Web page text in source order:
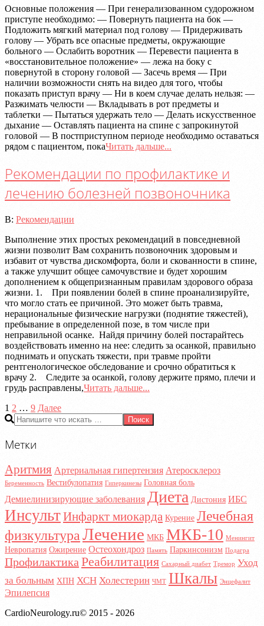
08
Основные положения — При генерализованном судорожном
приступе необходимо: — Повернуть пациента на бок —
Подложить мягкий материал под голову — Придерживать
голову — Убрать все опасные предметы, окружающие
больного — Ослабить воротник — Перевести пациента в
«восстановительное положение» — лежа на боку с
повернутой в сторону головой — Засечь время — При
наличии возможности снять на видео для того, чтобы
показать приступ врачу — Ни в коем случае делать нельзя: —
Разжимать челюсти — Вкладывать в рот предметы и
таблетки — Пытаться удержать тело — Делать искусственное
дыхание — Оставлять пациента на спине с запрокинутой
головой — В постприступном периоде необходимо оставаться
рядом с пациентом, покаЧитать дальше...
Рекомендации по профилактике и
лечению болезней позвоночника
2020-
08
В: Рекомендации
Выполнение этих простых рекомендаций в повседневной
жизни позволит Вам сохранить позвоночник здоровым и
избавит от чувства дискомфорта, боли и скованности в спине,
а также улучшит общее самочувствие и будет хорошим
дополнением к общепризнанным правилам здорового образа
жизни. 1. При появлении болей в спине проанализируйте,
что могло стать ее причиной. Это может быть травма,
нерациональные физические нагрузки (поднятие тяжестей),
пребывание в определенной позе, в том числе при
неправильной осанке. Найдя причину болей постарайтесь
воздействовать именно на нее: следить за осанкой, правильно
поднимать и опускать тяжести, при травме пройти
рентгенологическое обследование и срочно обратиться к
врачу 2. Следите за осанкой, голову держите прямо, плечи и
грудь расправлены,Читать дальше...
Пагинация
записей
1 2 … 9 Далее
Поиск
Метки
Аритмия Артериальная гипертензия Атеросклероз
Беременность Вестибулопатия Гиперкинезы Головная боль
Демиелинизирующие заболевания Диета Дистония ИБС
ИнсультИнфаркт миокарда Курение Лечебная
физкультураЛечение МКБ МКБ-10 Менингит
Невропатия Ожирение Остеохондроз Память Паркинсонизм Подагра
Профилактика Реабилитация Сахарный диабет Тремор Уход
за больным ХПН ХСН Холестерин ЧМТ Шкалы Энцефалит
Эпилепсия
CardioNeurology.ru© 2015 - 2026